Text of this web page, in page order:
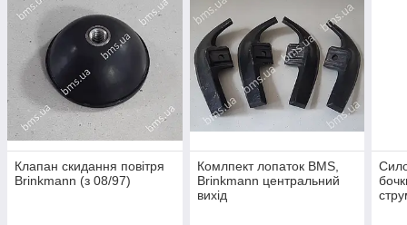
Клапан скидання повітря
Brinkmann (з 08/97)
Комлпект лопаток BMS,
Brinkmann центральний
вихід